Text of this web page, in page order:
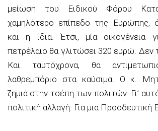
μείωση του Ειδικού Φόρου
χαμηλότερο επίπεδο της Ευρώπης,
και η ίδια. Έτσι, μία οικογένεια
πετρέλαιο θα γλιτώσει 320 ευρώ. Δεν
Και ταυτόχρονα, θα
λαθρεμπόριο στα καύσιμα. Ο κ.
ζημιά στην τσέπη των πολιτών. Γι’
πολιτική αλλαγή. Για μια Προοδευτική